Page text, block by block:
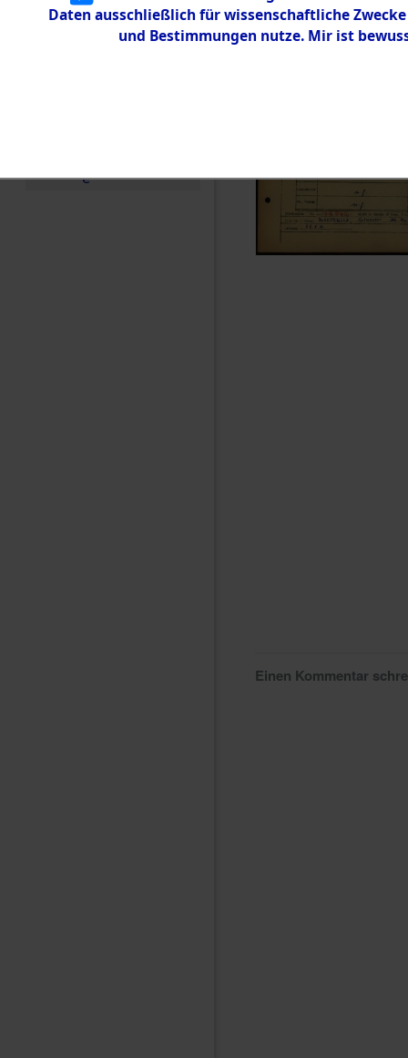
5.3.3
Todesmärsch
e
0066
Einen Kommentar
Daten ausschließlich für wissenschaftliche
und Bestimmungen nutze. Mir ist